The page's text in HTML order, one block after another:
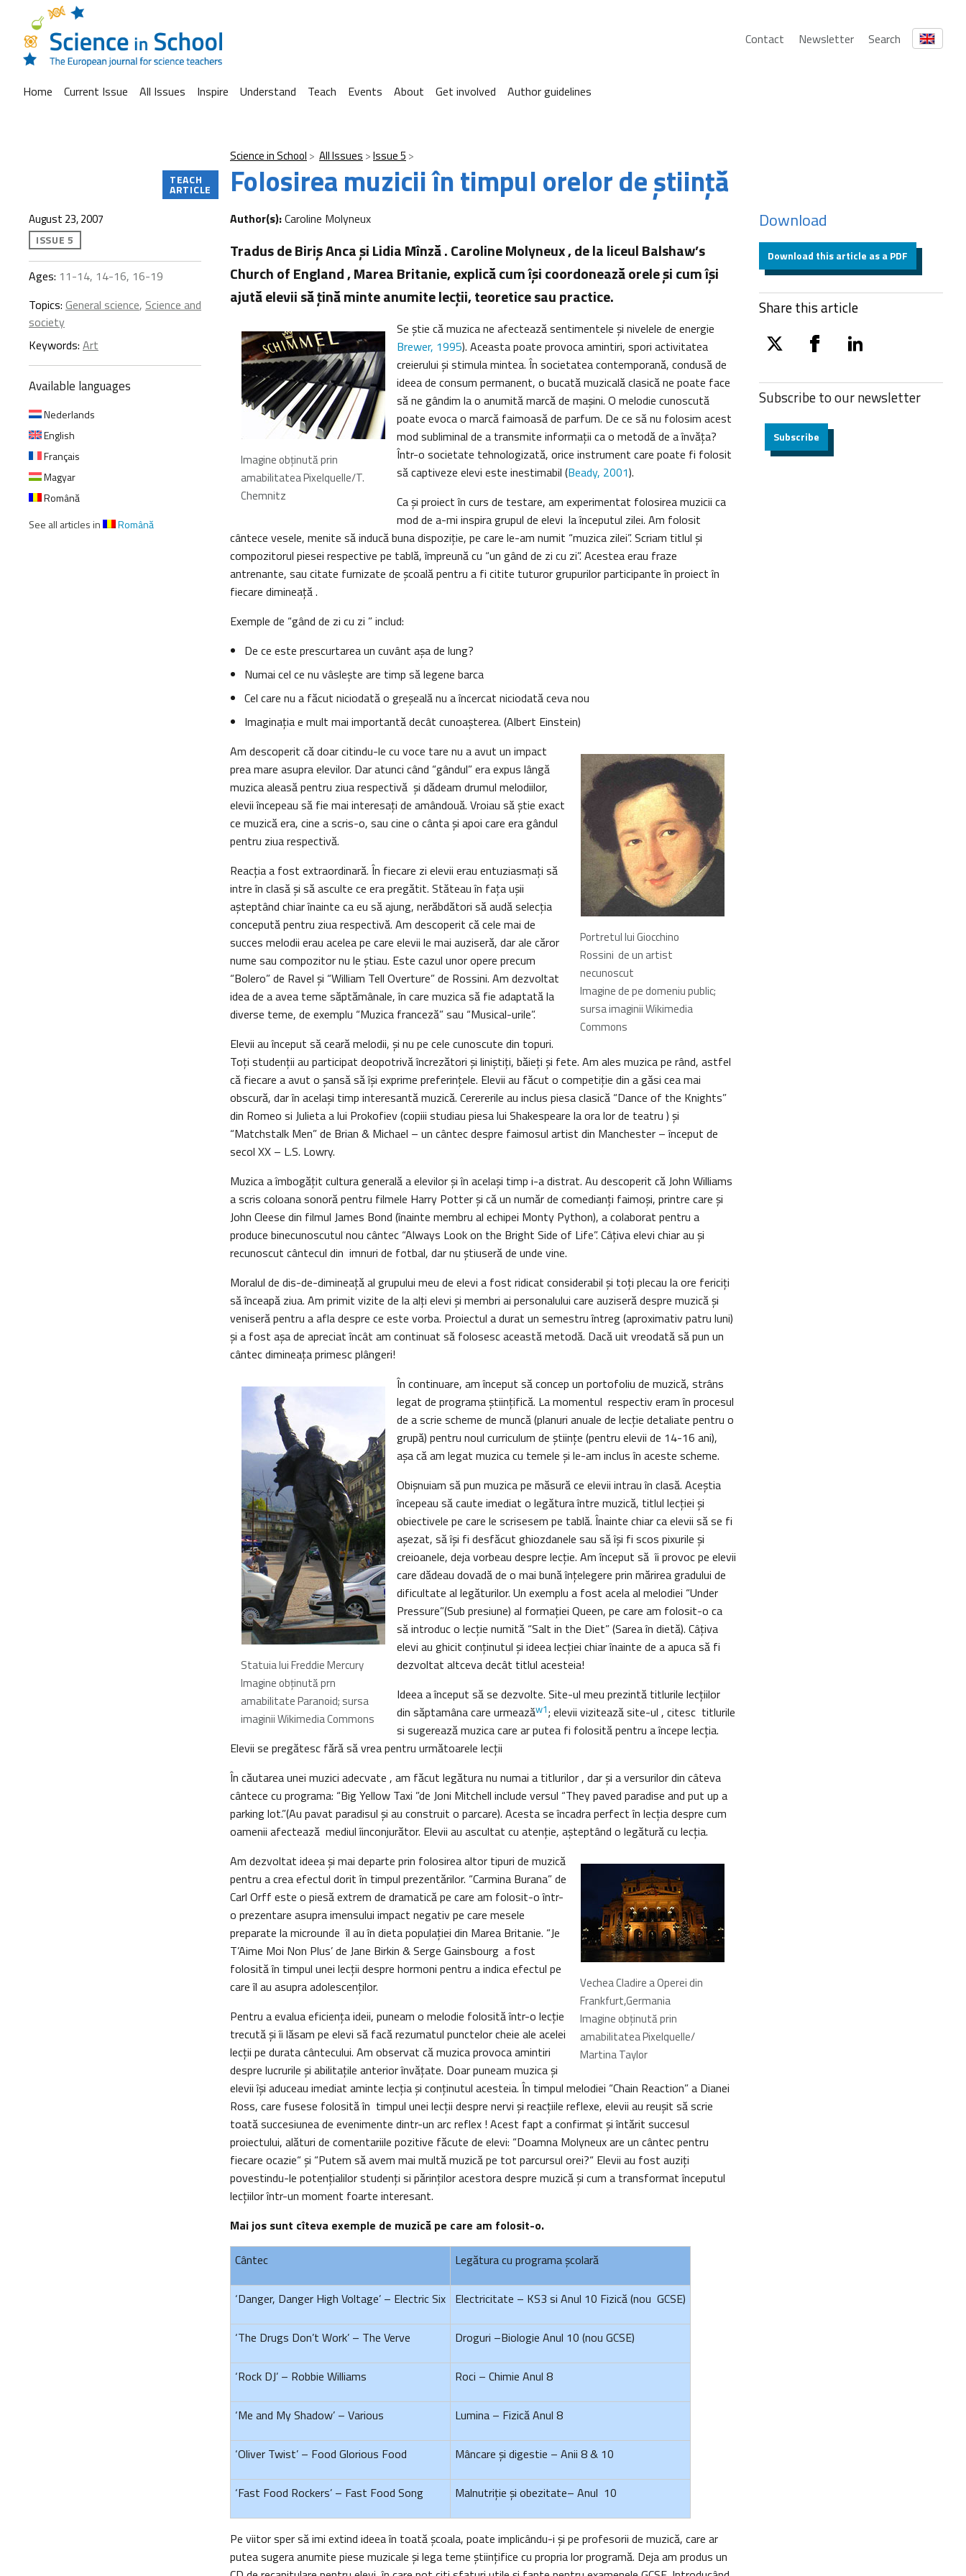
Contact Newsletter Search
Home Current Issue All Issues Inspire Understand Teach Events About Get involved Author guidelines
Science in School All Issues Issue 5
Folosirea muzicii în timpul orelor de ştiinţă
TEACH
ARTICLE
August 23, 2007
ISSUE 5
Ages: 11-14, 14-16, 16-19
Topics: General science, Science and
society
Keywords: Art
Available languages
Nederlands
English
Français
Magyar
Română
See all articles in
Română
Author(s):Caroline Molyneux
Tradus de Biriş Anca şi Lidia Mînză . Caroline Molyneux , de la liceul Balshaw’s
Church of England , Marea Britanie, explică cum îşi coordonează orele şi cum îşi
ajută elevii să ţină minte anumite lecţii, teoretice sau practice.
Imagine obţinută prin
amabilitatea Pixelquelle/T.
Chemnitz
Se ştie că muzica ne afectează sentimentele şi nivelele de energie
Brewer, 1995). Aceasta poate provoca amintiri, spori activitatea
creierului şi stimula mintea. În societatea contemporană, condusă de
ideea de consum permanent, o bucată muzicală clasică ne poate face
să ne gândim la o anumită marcă de maşini. O melodie cunoscută
poate evoca o marcă faimoasă de parfum. De ce să nu folosim acest
mod subliminal de a transmite informaţii ca o metodă de a învăţa?
Într-o societate tehnologizată, orice instrument care poate fi folosit
să captiveze elevi este inestimabil (Beady, 2001).
Ca şi proiect în curs de testare, am experimentat folosirea muzicii ca
mod de a-mi inspira grupul de elevi la începutul zilei. Am folosit
cântece vesele, menite să inducă buna dispoziţie, pe care le-am numit “muzica zilei”. Scriam titlul şi
compozitorul piesei respective pe tablă, împreună cu “un gând de zi cu zi”. Acestea erau fraze
antrenante, sau citate furnizate de şcoală pentru a fi citite tuturor grupurilor participante în proiect în
fiecare dimineaţă .
Exemple de “gând de zi cu zi ” includ:
De ce este prescurtarea un cuvânt aşa de lung?
Numai cel ce nu vâsleşte are timp să legene barca
Cel care nu a făcut niciodată o greşeală nu a încercat niciodată ceva nou
Imaginaţia e mult mai importantă decât cunoaşterea. (Albert Einstein)
Portretul lui Giocchino
Rossini de un artist
necunoscut
Imagine de pe domeniu public;
sursa imaginii Wikimedia
Commons
Am descoperit că doar citindu-le cu voce tare nu a avut un impact
prea mare asupra elevilor. Dar atunci când “gândul” era expus lângă
muzica aleasă pentru ziua respectivă şi dădeam drumul melodiilor,
elevii începeau să fie mai interesaţi de amândouă. Vroiau să ştie exact
ce muzică era, cine a scris-o, sau cine o cânta şi apoi care era gândul
pentru ziua respectivă.
Reacţia a fost extraordinară. În fiecare zi elevii erau entuziasmaţi să
intre în clasă şi să asculte ce era pregătit. Stăteau în faţa uşii
aşteptând chiar înainte ca eu să ajung, nerăbdători să audă selecţia
concepută pentru ziua respectivă. Am descoperit că cele mai de
succes melodii erau acelea pe care elevii le mai auziseră, dar ale căror
nume sau compozitor nu le ştiau. Este cazul unor opere precum
“Bolero” de Ravel şi “William Tell Overture” de Rossini. Am dezvoltat
idea de a avea teme săptămânale, în care muzica să fie adaptată la
diverse teme, de exemplu “Muzica franceză” sau “Musical-urile”.
Elevii au început să ceară melodii, şi nu pe cele cunoscute din topuri.
Toţi studenţii au participat deopotrivă încrezători şi liniştiţi, băieţi şi fete. Am ales muzica pe rând, astfel
că fiecare a avut o şansă să îşi exprime preferinţele. Elevii au făcut o competiţie din a găsi cea mai
obscură, dar în acelaşi timp interesantă muzică. Cerererile au inclus piesa clasică “Dance of the Knights”
din Romeo si Julieta a lui Prokofiev (copiii studiau piesa lui Shakespeare la ora lor de teatru ) şi
“Matchstalk Men” de Brian & Michael – un cântec despre faimosul artist din Manchester – început de
secol XX – L.S. Lowry.
Muzica a îmbogăţit cultura generală a elevilor şi în acelaşi timp i-a distrat. Au descoperit că John Williams
a scris coloana sonoră pentru filmele Harry Potter şi că un număr de comedianţi faimoşi, printre care şi
John Cleese din filmul James Bond (înainte membru al echipei Monty Python), a colaborat pentru a
produce binecunoscutul nou cântec “Always Look on the Bright Side of Life”. Câţiva elevi chiar au şi
recunoscut cântecul din imnuri de fotbal, dar nu ştiuseră de unde vine.
Moralul de dis-de-dimineaţă al grupului meu de elevi a fost ridicat considerabil şi toţi plecau la ore fericiţi
să înceapă ziua. Am primit vizite de la alţi elevi şi membri ai personalului care auziseră despre muzică şi
veniseră pentru a afla despre ce este vorba. Proiectul a durat un semestru întreg (aproximativ patru luni)
şi a fost aşa de apreciat încât am continuat să folosesc această metodă. Dacă uit vreodată să pun un
cântec dimineaţa primesc plângeri!
Statuia lui Freddie Mercury
Imagine obţinută prn
amabilitate Paranoid; sursa
imaginii Wikimedia Commons
În continuare, am început să concep un portofoliu de muzică, strâns
legat de programa ştiinţifică. La momentul respectiv eram în procesul
de a scrie scheme de muncă (planuri anuale de lecţie detaliate pentru o
grupă) pentru noul curriculum de ştiinţe (pentru elevii de 14-16 ani),
aşa că am legat muzica cu temele şi le-am inclus în aceste scheme.
Obişnuiam să pun muzica pe măsură ce elevii intrau în clasă. Aceştia
începeau să caute imediat o legătura între muzică, titlul lecţiei şi
obiectivele pe care le scrisesem pe tablă. Înainte chiar ca elevii să se fi
aşezat, să îşi fi desfăcut ghiozdanele sau să îşi fi scos pixurile şi
creioanele, deja vorbeau despre lecţie. Am început să îi provoc pe elevii
care dădeau dovadă de o mai bună înţelegere prin mărirea gradului de
dificultate al legăturilor. Un exemplu a fost acela al melodiei “Under
Pressure”(Sub presiune) al formaţiei Queen, pe care am folosit-o ca
să introduc o lecţie numită “Salt in the Diet” (Sarea în dietă). Câţiva
elevi au ghicit conţinutul şi ideea lecţiei chiar înainte de a apuca să fi
dezvoltat altceva decât titlul acesteia!
Ideea a început să se dezvolte. Site-ul meu prezintă titlurile lecţiilor
din săptamâna care urmeazăw1; elevii vizitează site-ul , citesc titlurile
si sugerează muzica care ar putea fi folosită pentru a începe lecţia.
Elevii se pregătesc fără să vrea pentru următoarele lecţii
În căutarea unei muzici adecvate , am făcut legătura nu numai a titlurilor , dar şi a versurilor din câteva
cântece cu programa: “Big Yellow Taxi ”de Joni Mitchell include versul “They paved paradise and put up a
parking lot.”(Au pavat paradisul şi au construit o parcare). Acesta se încadra perfect în lecţia despre cum
oamenii afectează mediul îinconjurător. Elevii au ascultat cu atenţie, aşteptând o legătură cu lecţia.
Vechea Cladire a Operei din
Frankfurt,Germania
Imagine obţinută prin
amabilitatea Pixelquelle/
Martina Taylor
Am dezvoltat ideea şi mai departe prin folosirea altor tipuri de muzică
pentru a crea efectul dorit în timpul prezentărilor. “Carmina Burana” de
Carl Orff este o piesă extrem de dramatică pe care am folosit-o într-
o prezentare asupra imensului impact negativ pe care mesele
preparate la microunde îl au în dieta populaţiei din Marea Britanie. “Je
T’Aime Moi Non Plus’ de Jane Birkin & Serge Gainsbourg a fost
folosită în timpul unei lecţii despre hormoni pentru a indica efectul pe
care îl au asupra adolescenţilor.
Pentru a evalua eficienţa ideii, puneam o melodie folosită într-o lecţie
trecută şi îi lăsam pe elevi să facă rezumatul punctelor cheie ale acelei
lecţii pe durata cântecului. Am observat că muzica provoca amintiri
despre lucrurile şi abilitaţile anterior învăţate. Doar puneam muzica şi
elevii îşi aduceau imediat aminte lecţia şi conţinutul acesteia. În timpul melodiei “Chain Reaction” a Dianei
Ross, care fusese folosită în timpul unei lecţii despre nervi şi reacţiile reflexe, elevii au reuşit să scrie
toată succesiunea de evenimente dintr-un arc reflex ! Acest fapt a confirmat şi întărit succesul
proiectului, alături de comentariile pozitive făcute de elevi: “Doamna Molyneux are un cântec pentru
fiecare ocazie“ şi “Putem să avem mai multă muzică pe tot parcursul orei?“ Elevii au fost auziţi
povestindu-le potenţialilor studenţi si părinţilor acestora despre muzică şi cum a transformat începutul
lecţiilor într-un moment foarte interesant.
Mai jos sunt cîteva exemple de muzică pe care am folosit-o.
Cântec
Legătura cu programa şcolară
‘Danger, Danger High Voltage’ – Electric Six Electricitate – KS3 si Anul 10 Fizică (nou GCSE)
‘The Drugs Don’t Work’ – The Verve Droguri –Biologie Anul 10 (nou GCSE)
‘Rock DJ’ – Robbie Williams Roci – Chimie Anul 8
‘Me and My Shadow’ – Various Lumina – Fizică Anul 8
‘Oliver Twist’ – Food Glorious Food Mâncare şi digestie – Anii 8 & 10
‘Fast Food Rockers’ – Fast Food Song Malnutriţie şi obezitate– Anul 10
Pe viitor sper să imi extind ideea în toată şcoala, poate implicându-i şi pe profesorii de muzică, care ar
putea sugera anumite piese muzicale şi lega teme ştiinţifice cu propria lor programă. Deja am produs un
Download
Download this article as a PDF
Share this article
twitter facebooklinkedin
Subscribe to ournewsletter
Subscribe